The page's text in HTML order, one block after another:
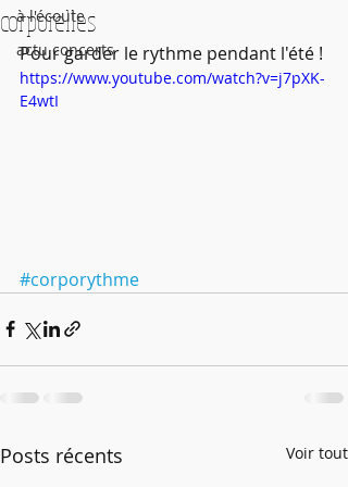
à l'écoute
actu concerts
corporelles
Pour garder le rythme pendant l'été !
https://www.youtube.com/watch?v=j7pXK-
E4wtI
#corporythme
Posts récents Voir tout